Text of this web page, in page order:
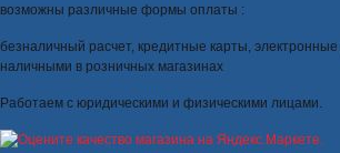
возможны различные формы оплаты :
безналичный расчет, кредитные карты, электронные
наличными в розничных магазинах
Работаем с юридическими и физическими лицами.